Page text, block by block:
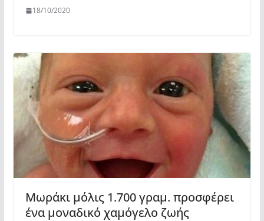
18/10/2020
Μωράκι μόλις 1.700 γραμ. προσφέρει
ένα μοναδικό χαμόγελο ζωής